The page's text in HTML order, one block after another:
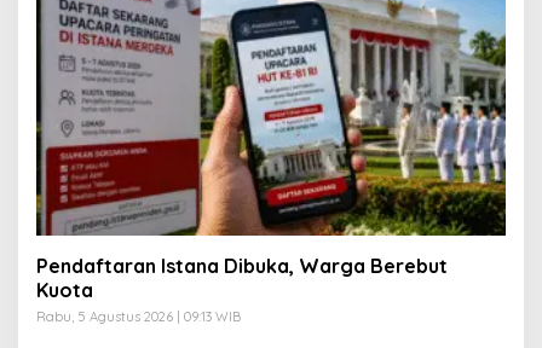
Pendaftaran Istana Dibuka, Warga Berebut
Kuota
Rabu, 5 Agustus 2026 | 09:13 WIB